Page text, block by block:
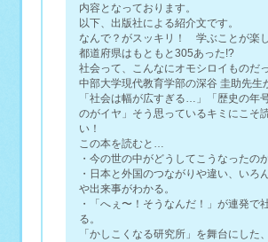
内容となっております。
以下、出版社による紹介文です。
なんで？がスッキリ！ 学ぶことが楽
都道府県はもともと305あった!?
社会って、こんなにオモシロイものだ
中部大学現代教育学部の深谷 圭助先生
「社会は幅が広すぎる…」「歴史の年
のがイヤ」そう思っているキミにこそ
い！
この本を読むと…
・今の世の中がどうしてこうなったの
・日本と外国のつながりや違い、いろ
や出来事がわかる。
・「へぇ〜！そうなんだ！」が連発で
る。
「かしこくなる研究所」を舞台にした